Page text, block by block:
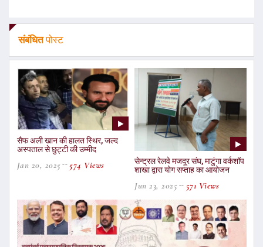
संबंधितपोस्ट
सैफ अली खान की हालत स्थिर, जल्द
अस्पताल से छुट्टी की उम्मीद
Jan 20, 2025 574 Views
सेन्ट्रल रेलवे मजदूर संघ, माटुंगा वर्कशॉप
शाखा द्वारा योग सप्ताह का आयोजन
Jun 23, 2025 571 Views